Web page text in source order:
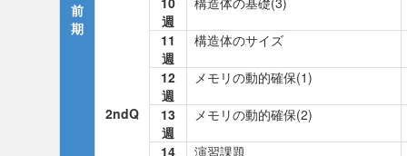
前
期
2ndQ
週
11
週
構造体のサイズ
12
週
メモリの動的確保(1)
13
週
メモリの動的確保(2)
14
演習課題